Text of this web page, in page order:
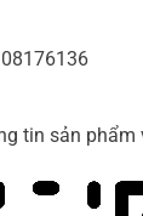
tin sản